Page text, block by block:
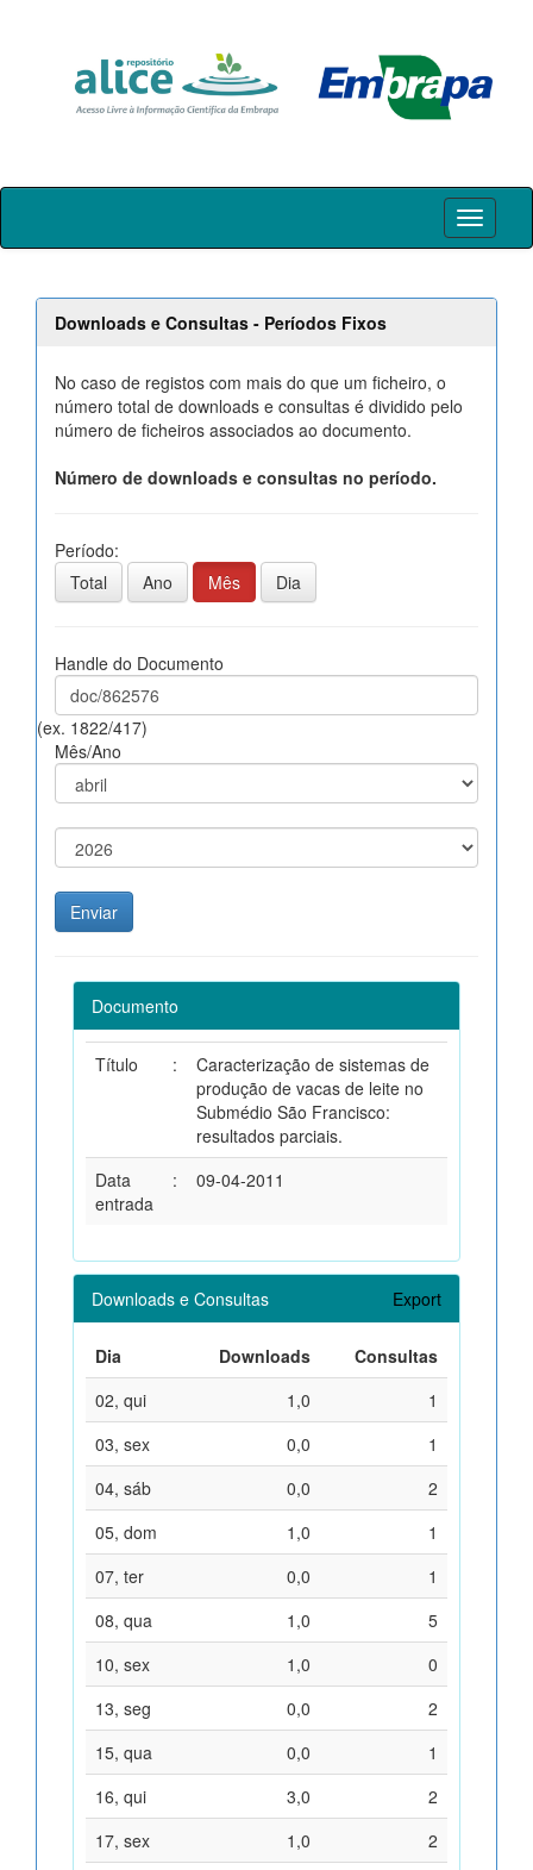
Skip
Downloads e Consultas - Períodos Fixos
No caso de registos com mais do que um ficheiro, o
número total de downloads e consultas é dividido pelo
número de ficheiros associados ao documento.
Número de downloads e consultas no período.
Período:
Total
Ano Mês Dia
Handle do Documento
(ex. 1822/417)
Mês/Ano
Documento
Título :
Caracterização de sistemas de
produção de vacas de leite no
Submédio São Francisco:
resultados parciais.
Data
entrada
: 09-04-2011
Downloads e Consultas Export
Dia Downloads
Consultas
02, qui
1,0
1
03, sex
0,0
1
04, sáb
0,0
2
05, dom
1,0
1
07, ter
0,0
1
08, qua
1,0
5
10, sex
1,0
0
13, seg
0,0
2
15, qua
0,0
1
16, qui
3,0
2
17, sex
1,0
2